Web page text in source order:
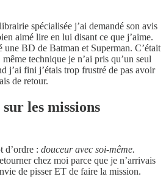
spécialisée j’ai demandé son avis
aimé lire en lui disant ce que j’aime.
BD de Batman et Superman. C’était
technique je n’ai pris qu’un seul
j’ai fini j’étais trop frustré de pas avoir
de retour.
les missions
d’ordre : douceur avec soi-même.
chez moi parce que je n’arrivais
de pisser ET de faire la mission.